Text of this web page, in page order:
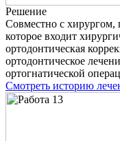
Решение
Совместно с хирургом,
которое входит
ортодонтическая
ортодонтическое
ортогнатической
Смотреть историю